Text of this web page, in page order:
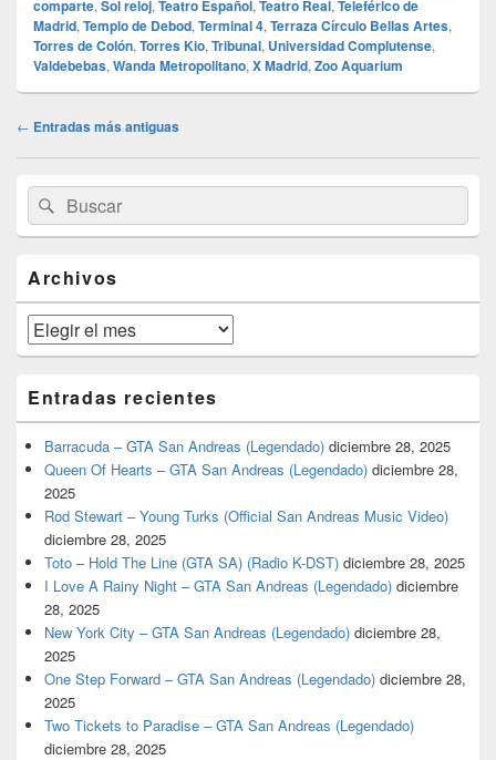
comparte, Sol reloj, Teatro Español, Teatro Real, Teleférico de
Madrid, Templo de Debod, Terminal 4, Terraza Círculo Bellas Artes,
Torres de Colón, Torres Kio, Tribunal, Universidad Complutense,
Valdebebas, Wanda Metropolitano, X Madrid, Zoo Aquarium
Navegación
← Entradas más antiguas
área
de
widget
lateral
primaria
Buscar
por:
Buscar
Archivos
Archivos
Entradas recientes
Barracuda – GTA San Andreas (Legendado) diciembre 28, 2025
Queen Of Hearts – GTA San Andreas (Legendado) diciembre 28,
2025
Rod Stewart – Young Turks (Official San Andreas Music Video)
diciembre 28, 2025
Toto – Hold The Line (GTA SA) (Radio K-DST) diciembre 28, 2025
I Love A Rainy Night – GTA San Andreas (Legendado) diciembre
28, 2025
New York City – GTA San Andreas (Legendado) diciembre 28,
2025
One Step Forward – GTA San Andreas (Legendado) diciembre 28,
2025
Two Tickets to Paradise – GTA San Andreas (Legendado)
diciembre 28, 2025